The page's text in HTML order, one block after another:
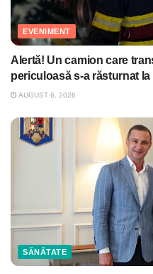
EVENIMENT
Alertă! Un camion care
periculoasă s-a răsturnat
AUGUST 6, 2026
SĂNĂTATE